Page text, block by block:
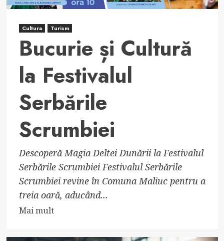
Cultura Turism
Bucurie și Cultură
la Festivalul
Serbările
Scrumbiei
Descoperă Magia Deltei Dunării la Festivalul
Serbările Scrumbiei Festivalul Serbările
Scrumbiei revine în Comuna Maliuc pentru a
treia oară, aducând...
Mai multRead
about